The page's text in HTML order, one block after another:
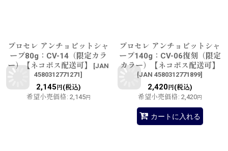
プロセレ アンチョビットシャ
ープ80g：CV-14（限定カラ
ー）【ネコポス配送可】
[JAN
4580312771271]
2,145 円(税込)
希望小売価格: 2,145円
プロセレ アンチョビットシャ
ープ140g：CV-06復刻（限定
カラー）【ネコポス配送可】
[JAN 4580312771899]
2,420円(税込)
希望小売価格: 2,420円
カートに入れる